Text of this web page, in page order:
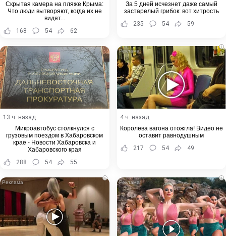
Скрытая камера на пляже Крыма:
Что люди вытворяют, когда их не
видят...
168
54 62
За 5 дней исчезнет даже самый
застарелый грибок: вот хитрость
235
54 59
13 ч. назад
Микроавтобус столкнулся с
грузовым поездом в Хабаровском
крае - Новости Хабаровска и
Хабаровского края
288
54 55
i
4 ч. назад
Королева вагона отожгла! Видео не
оставит равнодушным
217
54 49
i i